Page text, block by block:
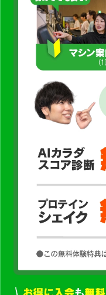
上、研究開発
・個人を識別できない
活用および提供
・その他、当社サービ
の開発に必要な目的
要な範囲にとどめるよ
理、保存期間の管理、
切な安全管理措置を講
また、AIカメラ等の設
いて、施設内掲示、ホ
当社所定の方法により
9. 個人情報の管理・保
当社は、個人情報を取
様からの届出等を基に
理を行うとともに、
の危険に対して、適切
人的、技術的な安全対
す。